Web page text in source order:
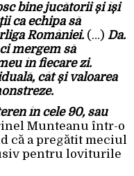
bine jucătorii și își
ca echipa să
României. (…) Da.
mergem să
în fiecare zi.
cât și valoarea
în cele 90, sau
Munteanu într-o
că a pregătit meciul
pentru loviturile